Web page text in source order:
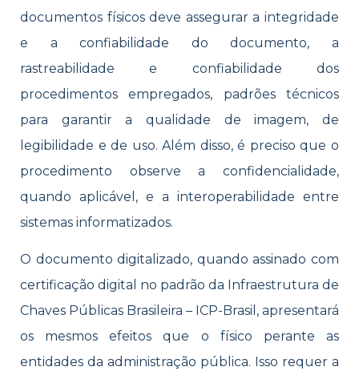
documentos físicos deve assegurar a integridade
e a confiabilidade do documento, a
rastreabilidade e confiabilidade dos
procedimentos empregados, padrões técnicos
para garantir a qualidade de imagem, de
legibilidade e de uso. Além disso, é preciso que o
procedimento observe a confidencialidade,
quando aplicável, e a interoperabilidade entre
sistemas informatizados.
O documento digitalizado, quando assinado com
certificação digital no padrão da Infraestrutura de
Chaves Públicas Brasileira – ICP-Brasil, apresentará
os mesmos efeitos que o físico perante as
entidades da administração pública. Isso requer a